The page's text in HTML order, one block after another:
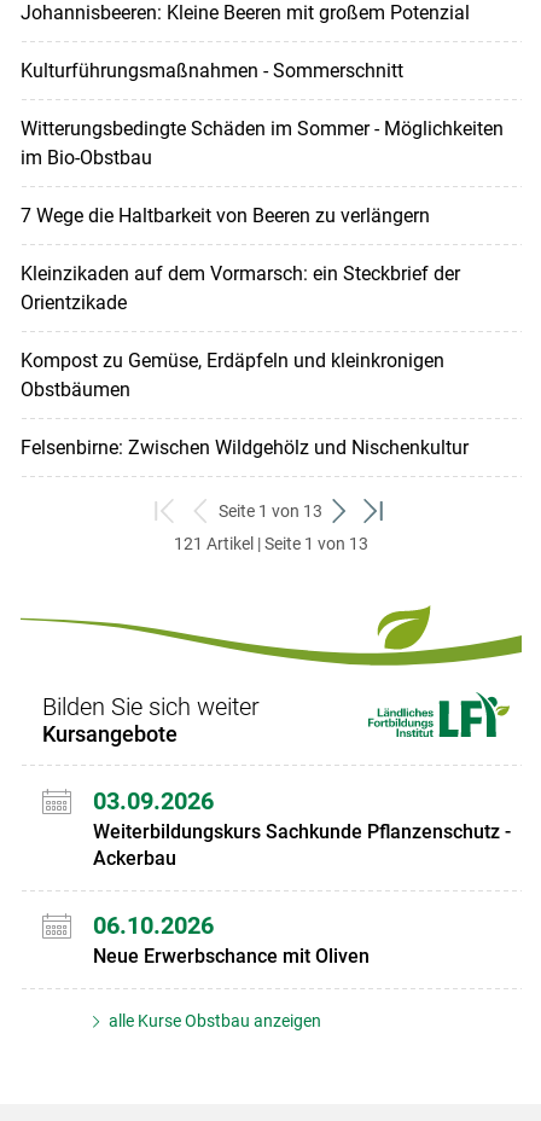
Johannisbeeren: Kleine Beeren mit großem Potenzial
Kulturführungsmaßnahmen - Sommerschnitt
Witterungsbedingte Schäden im Sommer - Möglichkeiten
im Bio-Obstbau
7 Wege die Haltbarkeit von Beeren zu verlängern
Kleinzikaden auf dem Vormarsch: ein Steckbrief der
Orientzikade
Kompost zu Gemüse, Erdäpfeln und kleinkronigen
Obstbäumen
Felsenbirne: Zwischen Wildgehölz und Nischenkultur
zum
ersten
zurück
zum
Seite 1 von 13
weiter
zum
zum
121 Artikel | Seite 1 von 13
Bilden Sie sich weiter
Kursangebote
03.09.2026
Weiterbildungskurs Sachkunde Pflanzenschutz -
Ackerbau
06.10.2026
Neue Erwerbschance mit Oliven
alle Kurse Obstbau anzeigen